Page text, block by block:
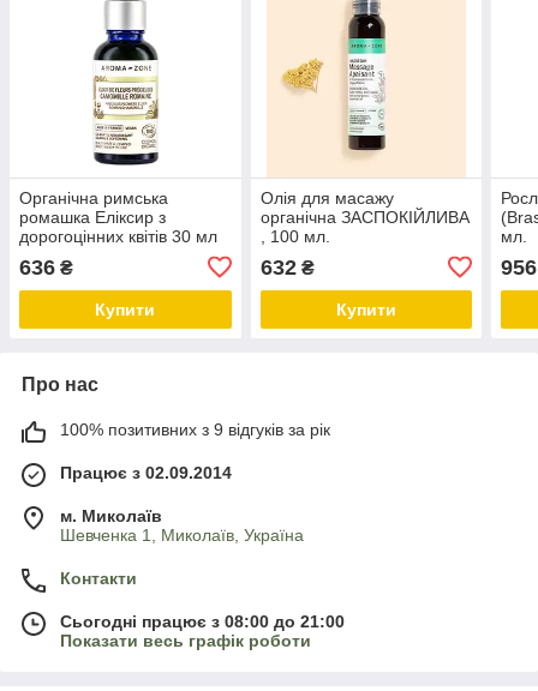
Органічна римська
ромашка Еліксир з
дорогоцінних квітів 30 мл
636 ₴
Купити
Олія для масажу
органічна ЗАСПОКІЙЛИВА
, 100 мл.
632₴
Купити
мл.
956
Про нас
100% позитивних з 9 відгуків за рік
Працює з 02.09.2014
м. Миколаїв
Шевченка 1, Миколаїв, Україна
Контакти
Сьогодні працює з 08:00 до 21:00
Показати весь графік роботи